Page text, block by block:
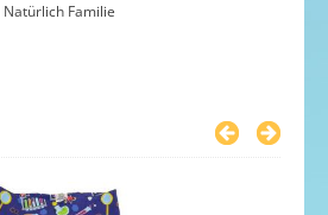
Natürlich Familie